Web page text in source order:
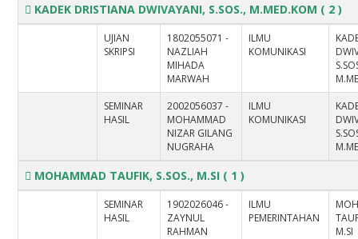
KADEK DRISTIANA DWIVAYANI, S.SOS., M.MED.KOM ( 2 )
UJIAN
SKRIPSI
1802055071 -
NAZLIAH
MIHADA
MARWAH
ILMU
KOMUNIKASI
SEMINAR
HASIL
2002056037 -
MOHAMMAD
NIZAR GILANG
NUGRAHA
ILMU
KOMUNIKASI
MOHAMMAD TAUFIK, S.SOS., M.SI ( 1 )
SEMINAR
HASIL
1902026046 -
ZAYNUL
RAHMAN
ILMU
PEMERINTAHAN
M.SI